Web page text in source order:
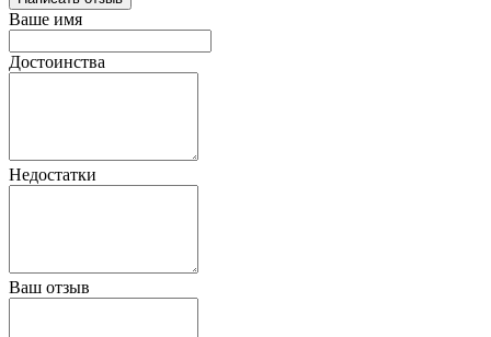
Ваше имя
Достоинства
Недостатки
Ваш отзыв